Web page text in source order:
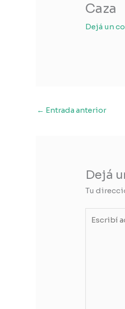
Caza
Dejá un
← Entrada anterior
Dejá
Tu
acá...